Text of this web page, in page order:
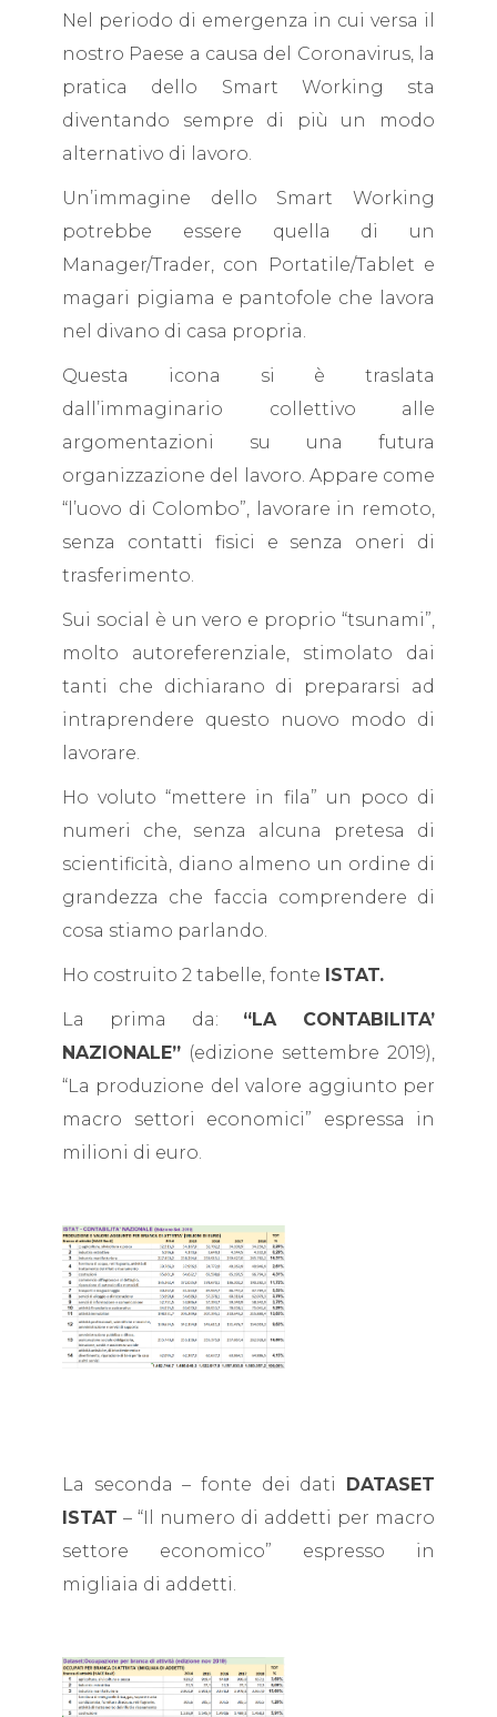
Nel periodo di emergenza in cui versa il
nostro Paese a causa del Coronavirus, la
pratica dello Smart Working sta
diventando sempre di più un modo
alternativo di lavoro.
Un’immagine dello Smart Working
potrebbe essere quella di un
Manager/Trader, con Portatile/Tablet e
magari pigiama e pantofole che lavora
nel divano di casa propria.
Questa icona si è traslata
dall’immaginario collettivo alle
argomentazioni su una futura
organizzazione del lavoro. Appare come
“l’uovo di Colombo”, lavorare in remoto,
senza contatti fisici e senza oneri di
trasferimento.
Sui social è un vero e proprio “tsunami”,
molto autoreferenziale, stimolato dai
tanti che dichiarano di prepararsi ad
intraprendere questo nuovo modo di
lavorare.
Ho voluto “mettere in fila” un poco di
numeri che, senza alcuna pretesa di
scientificità, diano almeno un ordine di
grandezza che faccia comprendere di
cosa stiamo parlando.
Ho costruito 2 tabelle, fonte ISTAT.
La prima da: “LA CONTABILITA’
NAZIONALE” (edizione settembre 2019),
“La produzione del valore aggiunto per
macro settori economici” espressa in
milioni di euro.
La seconda – fonte dei dati
DATASET
ISTAT – “Il numero di addetti per macro
settore economico” espresso in
migliaia di addetti.